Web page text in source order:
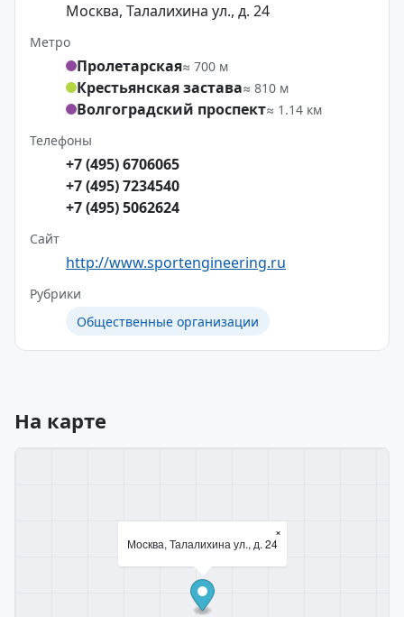
Москва, Талалихина ул., д. 24
Метро
Пролетарская≈ 700 м
Крестьянская застава≈ 810 м
Волгоградский проспект≈ 1.14 км
Телефоны
+7 (495) 6706065
+7 (495) 7234540
+7 (495) 5062624
Сайт
http://www.sportengineering.ru
Рубрики
Общественные организации
На карте
Москва, Талалихина ул., д. 24
×